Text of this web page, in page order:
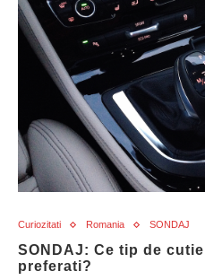
Curiozitati Romania SONDAJ
SONDAJ: Ce tip de
preferati?